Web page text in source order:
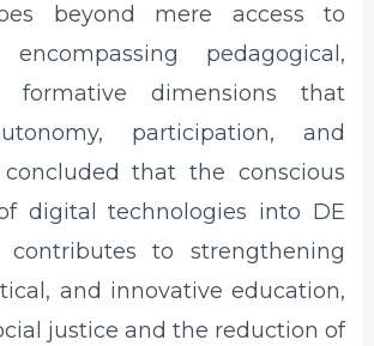
beyond mere access to
encompassing pedagogical,
formative dimensions that
participation, and
that the conscious
digital technologies into DE
contributes to strengthening
and innovative education,
justice and the reduction of